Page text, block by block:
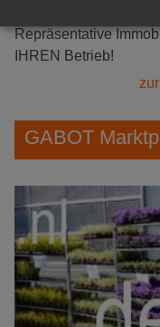
Repräsentative
IHREN Betrieb!
GABOT